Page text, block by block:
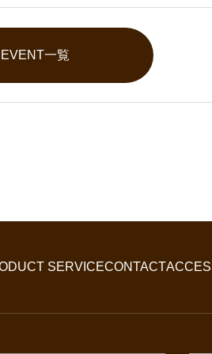
EVENT一覧
SERVICECONTACT